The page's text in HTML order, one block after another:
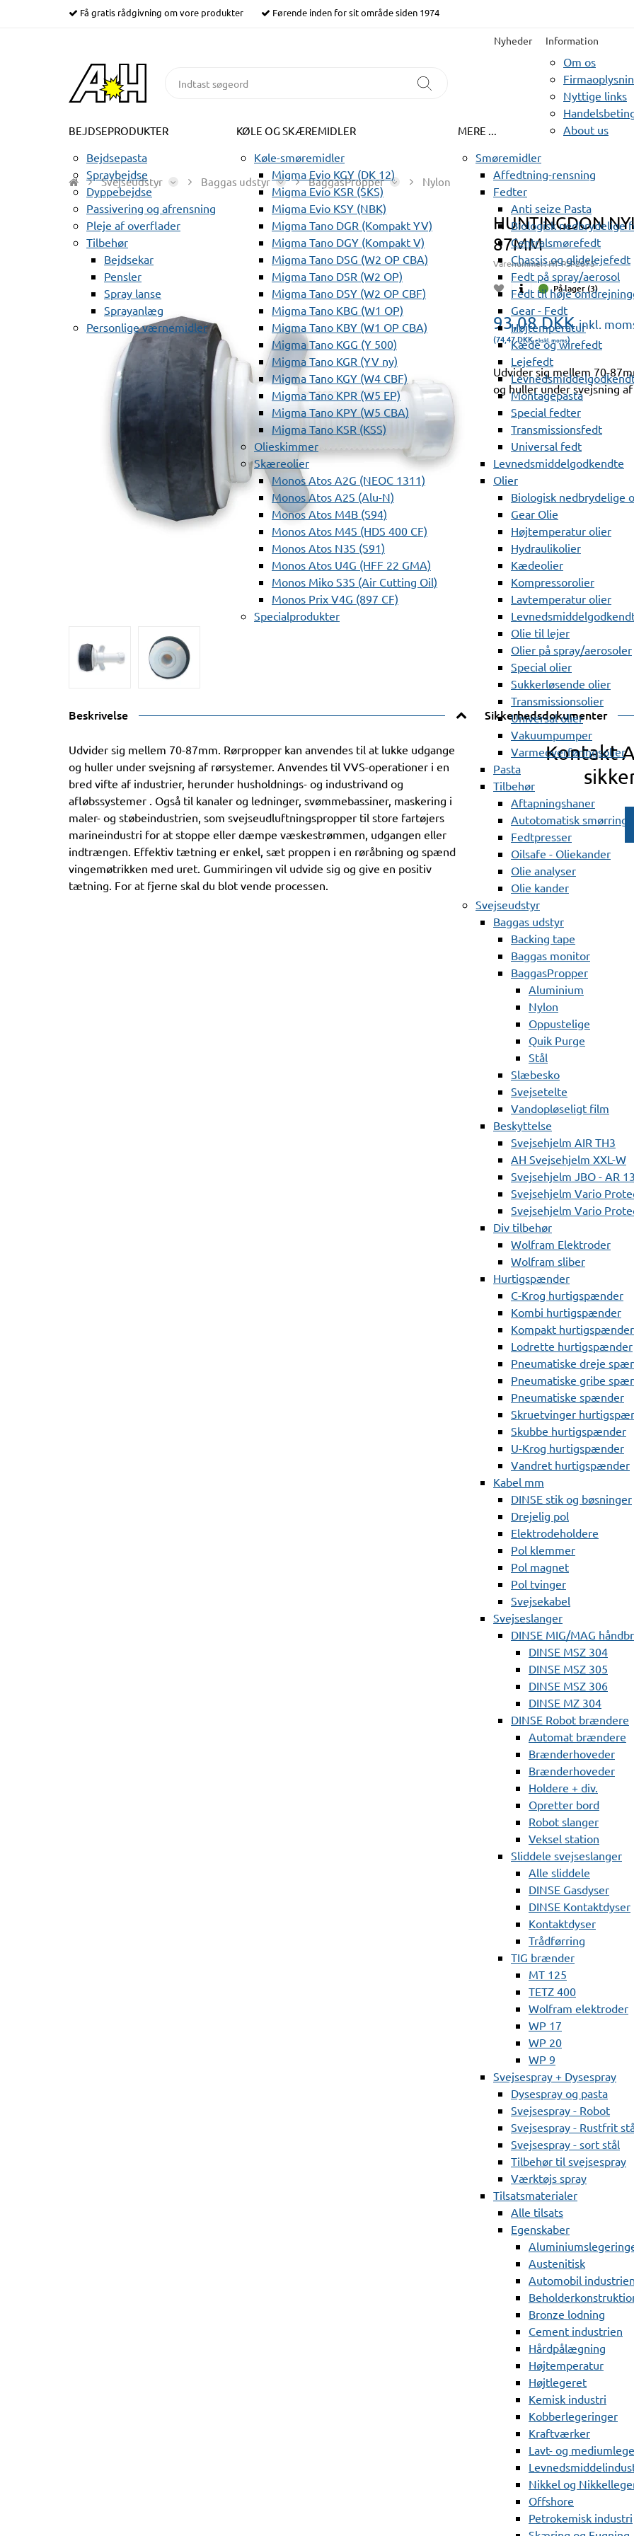
Få gratis rådgivning om vore produkter Førende inden for sit område siden 1974
Nyheder Information
Om os
Nyttige links
About us
BEJDSEPRODUKTER
Bejdsepasta
Spraybejdse
Dyppebejdse
Passivering og afrensning
Pleje af overflader
Tilbehør
Bejdsekar
Pensler
Spray lanse
Sprayanlæg
Personlige værnemidler
KØLE OG SKÆREMIDLER
Køle-smøremidler
Migma Evio KGY (DK 12)
Migma Evio KSR (SKS)
Migma Evio KSY (NBK)
Migma Tano DGR (Kompakt YV)
Migma Tano DGY (Kompakt V)
Migma Tano DSG (W2 OP CBA)
Migma Tano DSR (W2 OP)
Migma Tano DSY (W2 OP CBF)
Migma Tano KBG (W1 OP)
Migma Tano KBY (W1 OP CBA)
Migma Tano KGG (Y 500)
Migma Tano KGR (YV ny)
Migma Tano KGY (W4 CBF)
Migma Tano KPR (W5 EP)
Migma Tano KPY (W5 CBA)
Migma Tano KSR (KSS)
Olieskimmer
Skæreolier
Monos Atos A2G (NEOC 1311)
Monos Atos A2S (Alu-N)
Monos Atos M4B (S94)
Monos Atos M4S (HDS 400 CF)
Monos Atos N3S (S91)
Monos Atos U4G (HFF 22 GMA)
Monos Miko S3S (Air Cutting Oil)
Monos Prix V4G (897 CF)
Specialprodukter
MERE ...
Smøremidler
Affedtning-rensning
Fedter
Anti seize Pasta
Biologisk nedbrydelige
Centralsmørefedt
Chassis og glidelejefedt
Fedt på spray/aerosol
Fedt til høje
Gear - Fedt
Højtemperatur
Kæde og wirefedt
Lejefedt
Montagepasta
Special fedter
Transmissionsfedt
Universal fedt
Levnedsmiddelgodkendte
Olier
Biologisk nedbrydelige
Gear Olie
Højtemperatur olier
Hydraulikolier
Kædeolier
Kompressorolier
Lavtemperatur olier
Olie til lejer
Olier på spray/aerosoler
Special olier
Sukkerløsende olier
Transmissionsolier
Universal olier
Vakuumpumper
Varmeoverføringsolier
Pasta
Tilbehør
Aftapningshaner
Autotomatisk smørring
Fedtpresser
Oilsafe - Oliekander
Olie analyser
Olie kander
Svejseudstyr
Baggas udstyr
Backing tape
Baggas monitor
BaggasPropper
Aluminium
Nylon
Oppustelige
Quik Purge
Stål
Slæbesko
Svejsetelte
Vandopløseligt film
Beskyttelse
Svejsehjelm AIR TH3
AH Svejsehjelm XXL-W
Svejsehjelm JBO - AR
Svejsehjelm Vario
Svejsehjelm Vario
Div tilbehør
Wolfram Elektroder
Wolfram sliber
Hurtigspænder
C-Krog hurtigspænder
Kombi hurtigspænder
Kompakt hurtigspænder
Lodrette hurtigspænder
Pneumatiske dreje
Pneumatiske gribe
Pneumatiske spænder
Skruetvinger
Skubbe hurtigspænder
U-Krog hurtigspænder
Vandret hurtigspænder
Kabel mm
DINSE stik og bøsninger
Drejelig pol
Elektrodeholdere
Pol klemmer
Pol magnet
Pol tvinger
Svejsekabel
Svejseslanger
DINSE MIG/MAG
DINSE MSZ 304
DINSE MSZ 305
DINSE MSZ 306
DINSE MZ 304
DINSE Robot brændere
Automat brændere
Brænderhoveder
Brænderhoveder
Holdere + div.
Opretter bord
Robot slanger
Veksel station
Sliddele svejseslanger
Alle sliddele
DINSE Gasdyser
DINSE Kontaktdyser
Kontaktdyser
Trådførring
TIG brænder
MT 125
TETZ 400
Wolfram elektroder
WP 17
WP 20
WP 9
Svejsespray + Dysespray
Dysespray og pasta
Svejsespray - Robot
Svejsespray - Rustfrit
Svejsespray - sort stål
Tilbehør til svejsespray
Værktøjs spray
Tilsatsmaterialer
Alle tilsats
Egenskaber
Austenitisk
Automobil industrien
Bronze lodning
Cement industrien
Hårdpålægning
Højtemperatur
Højtlegeret
Kemisk industri
Kobberlegeringer
Kraftværker
Lavt- og
Nikkel og
Offshore
Petrokemisk industri
Svejseudstyr Baggas udstyr BaggasPropper Nylon
HUNTINGDON
87MM
Varenummer:HT PSP2075
På lager (3)
93,08DKK inkl.
(74,47DKK ekskl. moms)
Udvider sig mellem 70-
og huller under svejsning
Beskrivelse
Udvider sig mellem 70-87mm. Rørpropper kan anvendes til at lukke udgange
og huller under svejsning af rørsystemer. Anvendes til VVS-operationer i en
bred vifte af industrier, herunder husholdnings- og industrivand og
afløbssystemer . Også til kanaler og ledninger, svømmebassiner, maskering i
maler- og støbeindustrien, som svejseudluftningspropper til store fartøjers
marineindustri for at stoppe eller dæmpe væskestrømmen, udgangen eller
indtrængen. Effektiv tætning er enkel, sæt proppen i en røråbning og spænd
vingemøtrikken med uret. Gummiringen vil udvide sig og give en positiv
tætning. For at fjerne skal du blot vende processen.
Sikkerhedsdokumenter
Kontakt